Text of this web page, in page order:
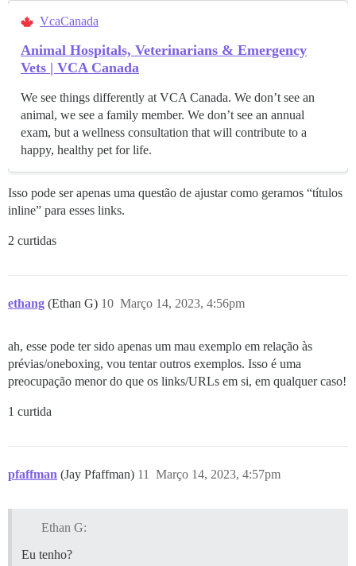
VcaCanada
Animal Hospitals, Veterinarians & Emergency
Vets | VCA Canada
We see things differently at VCA Canada. We don’t see an
animal, we see a family member. We don’t see an annual
exam, but a wellness consultation that will contribute to a
happy, healthy pet for life.
Isso pode ser apenas uma questão de ajustar como geramos “títulos
inline” para esses links.
2 curtidas
ethang (Ethan G) Março 14, 2023, 4:56pm
10
ah, esse pode ter sido apenas um mau exemplo em relação às
prévias/oneboxing, vou tentar outros exemplos. Isso é uma
preocupação menor do que os links/URLs em si, em qualquer caso!
1 curtida
pfaffman (Jay Pfaffman) Março 14, 2023, 4:57pm
11
Ethan G:
Eu tenho?